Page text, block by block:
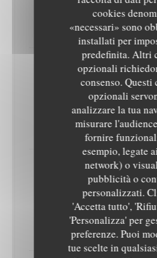
cookies
«necessari» sono
installati per
predefinita. Altri
opzionali
consenso. Questi
opzionali
analizzare la tua
misurare
fornire
esempio, legate
network) o
pubblicità o
personalizzati.
'Accetta tutto',
'Personalizza' per
preferenze. Puoi
tue scelte in
(210 à 230g environ, 20
21,00 EUR
Entrecôte "Irish Nature",
beurre Maître d’Hôtel,
Une pièce de viande venue
de race croisée Angus &
33,00 EUR
Burger Alsacien maison à
d’Alsace et confit
pommes frites à la
steak travaillé par nos soins
19,00 EUR